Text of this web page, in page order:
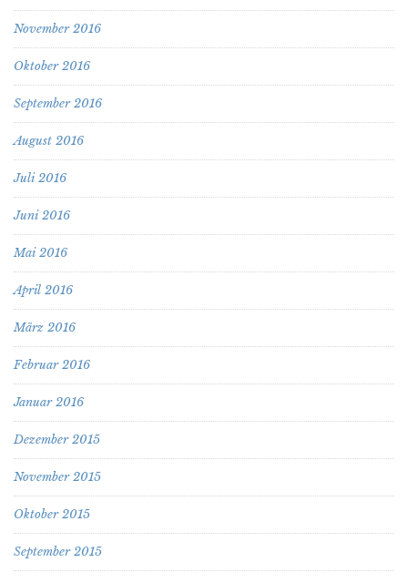
November 2016
Oktober 2016
September 2016
August 2016
Juli 2016
Juni 2016
Mai 2016
April 2016
März 2016
Februar 2016
Januar 2016
Dezember 2015
November 2015
Oktober 2015
September 2015